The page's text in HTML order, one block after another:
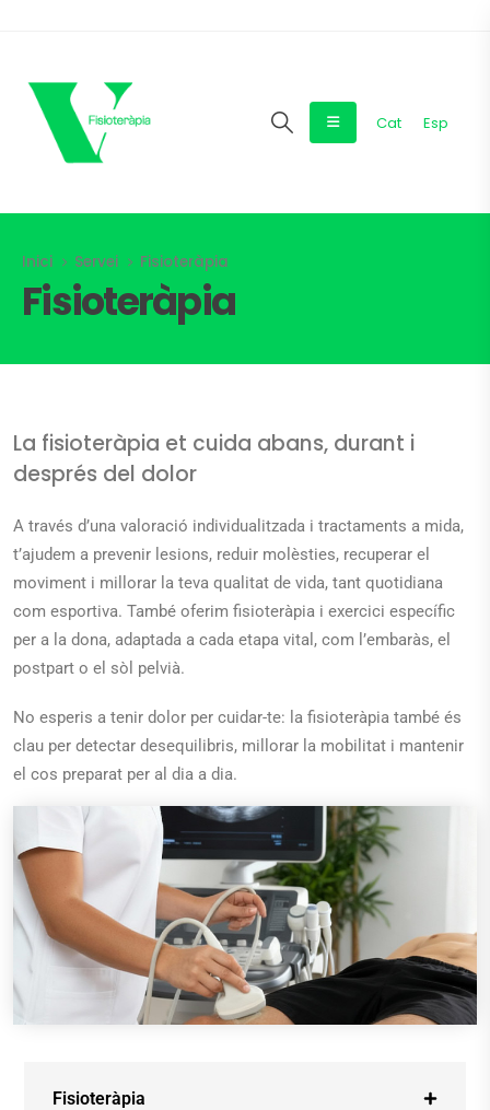
Cat Esp
Fisioteràpia
Inici Servei Fisioteràpia
La fisioteràpia et cuida abans, durant i
després del dolor
A través d’una valoració individualitzada i tractaments a mida,
t’ajudem a prevenir lesions, reduir molèsties, recuperar el
moviment i millorar la teva qualitat de vida, tant quotidiana
com esportiva. També oferim fisioteràpia i exercici específic
per a la dona, adaptada a cada etapa vital, com l’embaràs, el
postpart o el sòl pelvià.
No esperis a tenir dolor per cuidar-te: la fisioteràpia també és
clau per detectar desequilibris, millorar la mobilitat i mantenir
el cos preparat per al dia a dia.
Fisioteràpia